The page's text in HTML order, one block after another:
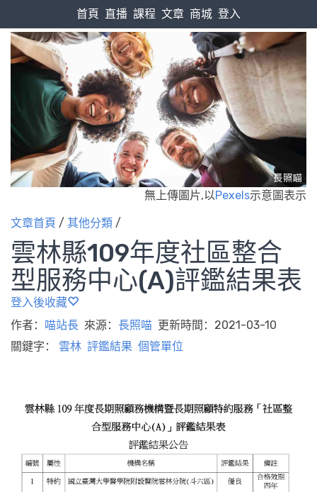
首頁 直播 課程 文章 商城 登入
無上傳圖片,以Pexels示意圖表示
文章首頁 / 其他分類 /
雲林縣109年度社區整合
型服務中心(A)評鑑結果表
登入後收藏
作者： 喵站長 來源： 長照喵 更新時間：2021-03-10
關鍵字： 雲林 評鑑結果 個管單位